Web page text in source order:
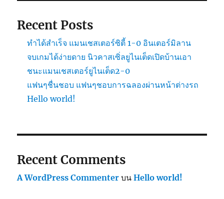
Recent Posts
ทำได้สำเร็จ แมนเชสเตอร์ซิตี้ 1-0 อินเตอร์มิลาน
จบเกมได้ง่ายดาย นิวคาสเซิ่ลยูไนเต็ดเปิดบ้านเอา
ชนะแมนเชสเตอร์ยูไนเต็ด2-0
แฟนๆชื่นชอบ แฟนๆชอบการฉลองผ่านหน้าต่างรถ
Hello world!
Recent Comments
A WordPress Commenter บนHello world!